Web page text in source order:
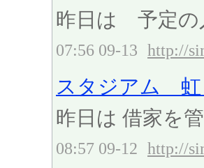
昨日は 予定の
07:56 09-13 http://
スタジアム 虹
昨日は 借家を
08:57 09-12 http://